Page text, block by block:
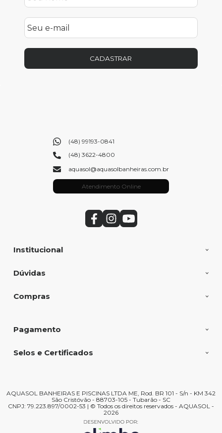
CADASTRAR
Institucional
Dúvidas
Compras
(48) 99193-0841
(48) 3622-4800
aquasol@aquasolbanheiras.com.br
Atendimento Online
Pagamento
Selos e Certificados
AQUASOL BANHEIRAS E PISCINAS LTDA ME, Rod. BR 101 - S/n - KM 342
São Cristóvão - 88703-105 - Tubarão - SC
CNPJ: 79.223.897/0002-53 | © Todos os direitos reservados - AQUASOL -
2026